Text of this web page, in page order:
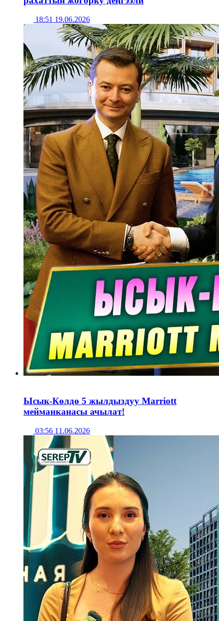
18:51 19.06.2026
Ысык-Көлдө 5 жылдыздуу Marriott
мейманканасы ачылат!
03:56 11.06.2026